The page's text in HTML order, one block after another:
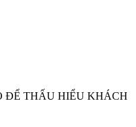
ĐỂ THẤU HIỂU KHÁCH